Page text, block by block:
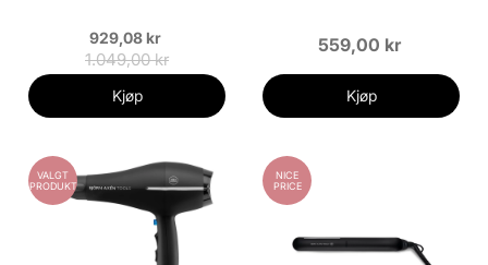
929,08 kr
1.049,00 kr
Kjøp
559,00 kr
Kjøp
VALGT
PRODUKT
NICE
PRICE